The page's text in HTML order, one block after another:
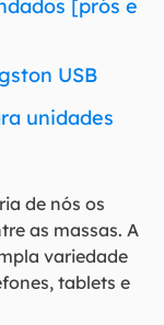
[prós e
USB
unidades
de nós os
as massas. A
variedade
tablets e